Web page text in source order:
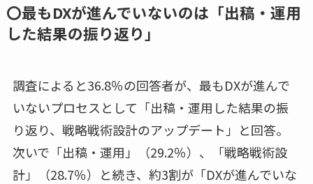
〇最もDXが進んでいないのは「出稿・運用
した結果の振り返り」
調査によると36.8％の回答者が、最もDXが進んで
いないプロセスとして「出稿・運用した結果の振
り返り、戦略戦術設計のアップデート」と回答。
次いで「出稿・運用」（29.2％）、「戦略戦術設
計」（28.7％）と続き、約3割が「DXが進んでいな